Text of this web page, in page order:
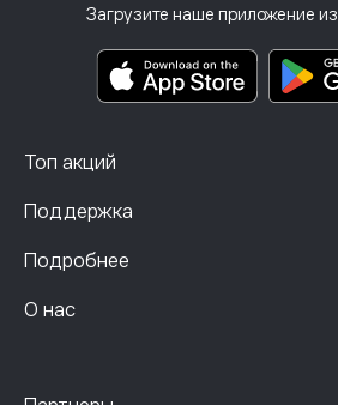
Загрузите наше приложение
Топ акций
Поддержка
Подробнее
О нас
Основные информационные
Данные о жалобах (клиенты FCA)
Инвестиционное страхование